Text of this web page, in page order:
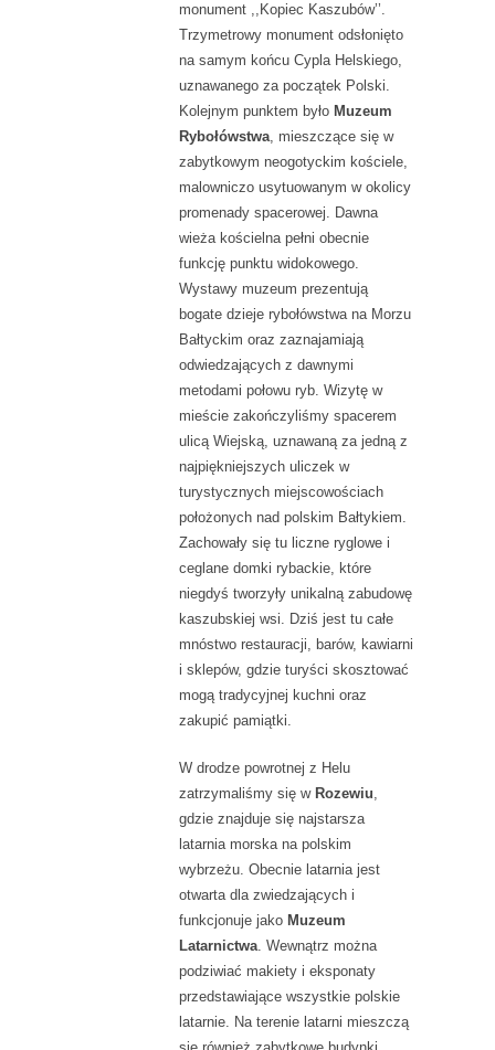
monument ,,Kopiec Kaszubów’’.
Trzymetrowy monument odsłonięto
na samym końcu Cypla Helskiego,
uznawanego za początek Polski.
Kolejnym punktem było Muzeum
Rybołówstwa, mieszczące się w
zabytkowym neogotyckim kościele,
malowniczo usytuowanym w okolicy
promenady spacerowej. Dawna
wieża kościelna pełni obecnie
funkcję punktu widokowego.
Wystawy muzeum prezentują
bogate dzieje rybołówstwa na Morzu
Bałtyckim oraz zaznajamiają
odwiedzających z dawnymi
metodami połowu ryb. Wizytę w
mieście zakończyliśmy spacerem
ulicą Wiejską, uznawaną za jedną z
najpiękniejszych uliczek w
turystycznych miejscowościach
położonych nad polskim Bałtykiem.
Zachowały się tu liczne ryglowe i
ceglane domki rybackie, które
niegdyś tworzyły unikalną zabudowę
kaszubskiej wsi. Dziś jest tu całe
mnóstwo restauracji, barów, kawiarni
i sklepów, gdzie turyści skosztować
mogą tradycyjnej kuchni oraz
zakupić pamiątki.
W drodze powrotnej z Helu
zatrzymaliśmy się w Rozewiu,
gdzie znajduje się najstarsza
latarnia morska na polskim
wybrzeżu. Obecnie latarnia jest
otwarta dla zwiedzających i
funkcjonuje jako Muzeum
Latarnictwa. Wewnątrz można
podziwiać makiety i eksponaty
przedstawiające wszystkie polskie
latarnie. Na terenie latarni mieszczą